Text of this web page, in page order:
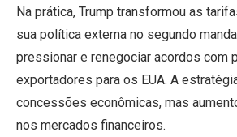
Na prática, Trump transformou as
sua política externa no segundo
pressionar e renegociar acordos com
exportadores para os EUA. A
concessões econômicas, mas
nos mercados financeiros.